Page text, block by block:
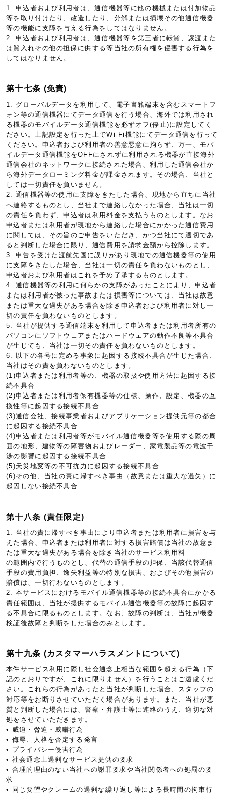
1. 申込者および利用者は、通信機器等に他の機械または付加物品
等を取り付けたり、改造したり、分解または損壊その他通信機器
等の機能に支障を与える行為をしてはなりません。
2. 申込者および利用者は、通信機器等を第三者に転貸、譲渡また
は質入れその他の担保に供する等当社の所有権を侵害する行為を
してはなりません。
第十七条 (免責)
1. グローバルデータを利用して、電子書籍端末を含むスマートフ
ォン等の通信機器にてデータ通信を行う場合、海外では利用され
る機器のモバイルデータ通信機能を必ずオフ(停止)に設定してく
ださい。上記設定を行った上でWi-Fi機能にてデータ通信を行って
ください。申込者および利用者の善意悪意に拘らず、万一、モバ
イルデータ通信機能をOFFにされずに利用される機器が直接海外
通信会社のネットワークに接続された場合、利用した通信会社か
ら海外データローミング料金が課金されます。その場合、当社と
しては一切責任を負いません。
2. 通信機器等の使用に支障をきたした場合、現地から直ちに当社
へ連絡するものとし、当社まで連絡しなかった場合、当社は一切
の責任を負わず、申込者は利用料金を支払うものとします。なお
申込者または利用者が現地から連絡した場合にかかった通信費用
に関しては、その旨のご申告をいただき、かつ当社にて適切であ
ると判断した場合に限り、通信費用を請求金額から控除します。
3. 申告を受けた渡航先国に誤りがあり現地での通信機器等の使用
に支障をきたした場合、当社は一切の責任を負わないものとし、
申込者および利用者はこれを予め了承するものとします。
4. 通信機器等の利用に何らかの支障があったことにより、申込者
または利用者が被った事故または損害等については、当社は故意
または重大な過失がある場合を除き申込者および利用者に対し一
切の責任を負わないものとします。
5. 当社が提供する通信端末を利用して申込者または利用者所有の
パソコンにソフトウェアまたはハードウェアの動作不良等不具合
が生じても、当社は一切その責任を負わないものとします。
6. 以下の各号に定める事象に起因する接続不具合が生じた場合、
当社はその責を負わないものとします。
(1)申込者または利用者等の、機器の取扱や使用方法に起因する接
続不具合
(2)申込者または利用者保有機器等の仕様、操作、設定、機器の互
換性等に起因する接続不具合
(3)通信会社、接続事業者およびアプリケーション提供元等の都合
に起因する接続不具合
(4)申込者または利用者等がモバイル通信機器等を使用する際の周
囲の地形、建物等の障害物およびレーダー、家電製品等の電波干
渉の影響に起因する接続不具合
(5)天災地変等の不可抗力に起因する接続不具合
(6)その他、当社の責に帰すべき事由（故意または重大な過失）に
起因しない接続不具合
第十八条 (責任限定)
1. 当社の責に帰すべき事由により申込者または利用者に損害を与
えた場合、申込者または利用者に対する損害賠償は当社の故意ま
たは重大な過失がある場合を除き当社のサービス利用料
の範囲内で行うものとし、代替の通信手段の担保、当該代替通信
手段の費用負担、逸失利益等の特別な損害、およびその他損害の
賠償は、一切行わないものとします。
2. 本サービスにおけるモバイル通信機器等の接続不具合にかかる
責任範囲は、当社が提供するモバイル通信機器等の故障に起因す
る不具合に限るものとします。なお、故障の判断は、当社が機器
検証後故障と判断をした場合のみとします。
第十九条 (カスタマーハラスメントについて)
本件サービス利用に際し社会通念上相当な範囲を超える行為（下
記のとおりですが、これに限りません）を行うことはご遠慮くだ
さい。これらの行為があったと当社が判断した場合、スタッフの
対応等をお断りさせていただく場合があります。また、当社が悪
質と判断した場合には、警察・弁護士等に連絡のうえ、適切な対
処をさせていただきます。
• 威迫・脅迫・威嚇行為
• 侮辱、人格を否定する発言
• プライバシー侵害行為
• 社会通念上過剰なサービス提供の要求
• 合理的理由のない当社への謝罪要求や当社関係者への処罰の要
求
• 同じ要望やクレームの過剰な繰り返し等による長時間の拘束行